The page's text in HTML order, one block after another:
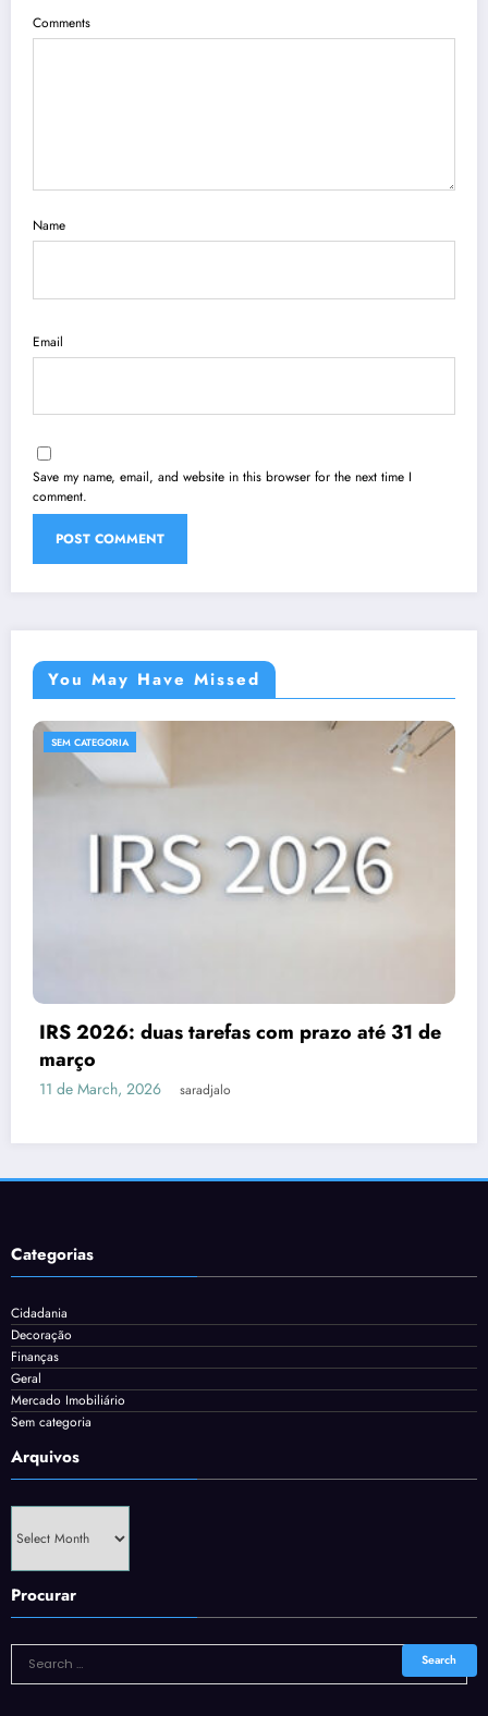
Comments
Name
Email
Save my name, email, and website in this browser for the next time I
comment.
You May Have Missed
até 31 de
Despesas dedutíveis em IRS:
3 de March, 2026
Categorias
Cidadania
Decoração
Finanças
Geral
Mercado Imobiliário
Sem categoria
Arquivos
Arquivos
Procurar